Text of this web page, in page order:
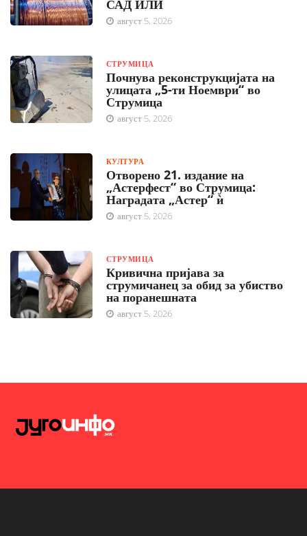
САД ИЛИ
август 5, 2026
СТРУМИЦА
Почнува реконструкцијата на
улицата „5-ти Ноември“ во
Струмица
август 5, 2026
КУЛТУРА
Отворено 21. издание на
„Астерфест“ во Струмица:
Наградата „Астер“ ѝ
август 5, 2026
СТРУМИЦА
Кривична пријава за
струмичанец за обид за убиство
на поранешната
август 5, 2026